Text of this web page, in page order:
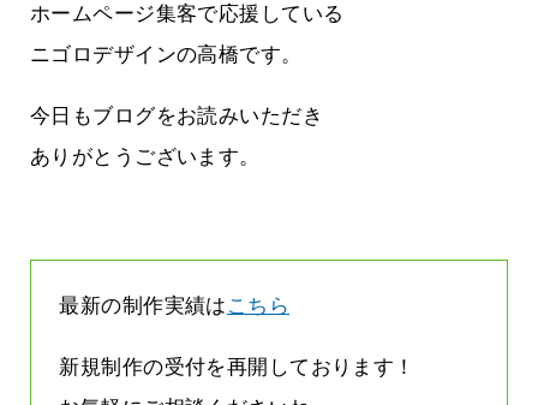
ホームページ集客で応援している
ニゴロデザインの高橋です。
今日もブログをお読みいただき
ありがとうございます。
最新の制作実績は こちら
新規制作の受付を再開しております！
いること
悲しい現実…実はそれなりにホームペ
ージは解約されているのです
2026.07.31